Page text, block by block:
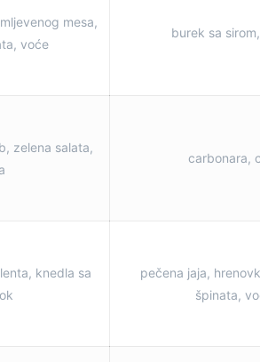
mesa,
voće
burek sa
zelena salata,
carbonara,
knedla sa
pečena jaja,
špinata,